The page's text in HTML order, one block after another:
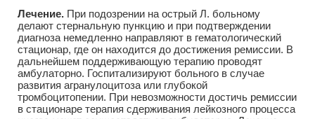
Лечение. При подозрении на острый Л. больному
делают стернальную пункцию и при подтверждении
диагноза немедленно направляют в гематологический
стационар, где он находится до достижения ремиссии. В
дальнейшем поддерживающую терапию проводят
амбулаторно. Госпитализируют больного в случае
развития агранулоцитоза или глубокой
тромбоцитопении. При невозможности достичь ремиссии
в стационаре терапия сдерживания лейкозного процесса